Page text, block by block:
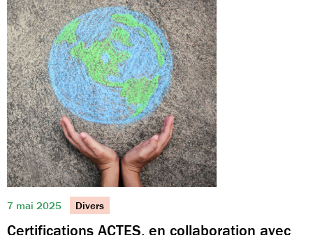
7 mai 2025 Divers
Certifications ACTES, en collaboration avec